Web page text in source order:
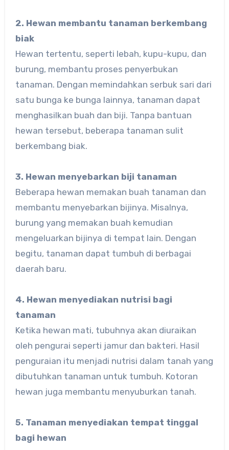
2. Hewan membantu tanaman berkembang
biak
Hewan tertentu, seperti lebah, kupu-kupu, dan
burung, membantu proses penyerbukan
tanaman. Dengan memindahkan serbuk sari dari
satu bunga ke bunga lainnya, tanaman dapat
menghasilkan buah dan biji. Tanpa bantuan
hewan tersebut, beberapa tanaman sulit
berkembang biak.
3. Hewan menyebarkan biji tanaman
Beberapa hewan memakan buah tanaman dan
membantu menyebarkan bijinya. Misalnya,
burung yang memakan buah kemudian
mengeluarkan bijinya di tempat lain. Dengan
begitu, tanaman dapat tumbuh di berbagai
daerah baru.
4. Hewan menyediakan nutrisi bagi
tanaman
Ketika hewan mati, tubuhnya akan diuraikan
oleh pengurai seperti jamur dan bakteri. Hasil
penguraian itu menjadi nutrisi dalam tanah yang
dibutuhkan tanaman untuk tumbuh. Kotoran
hewan juga membantu menyuburkan tanah.
5. Tanaman menyediakan tempat tinggal
bagi hewan